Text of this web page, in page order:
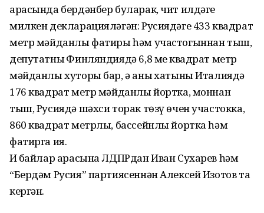
арасында бердәнбер буларак, чит илдәге
милкен декларацияләгән: Русиядәге 433 квадрат
метр мәйданлы фатиры һәм участогыннан тыш,
депутатның Финляндиядә 6,8 мең квадрат метр
мәйданлы хуторы бар, ә аның хатыны Италиядә
176 квадрат метр мәйданлы йортка, моннан
тыш, Русиядә шәхси торак төзү өчен участокка,
860 квадрат метрлы, бассейнлы йортка һәм
фатирга ия.
Иң байлар арасына ЛДПРдан Иван Сухарев һәм
“Бердәм Русия” партиясеннән Алексей Изотов та
кергән.